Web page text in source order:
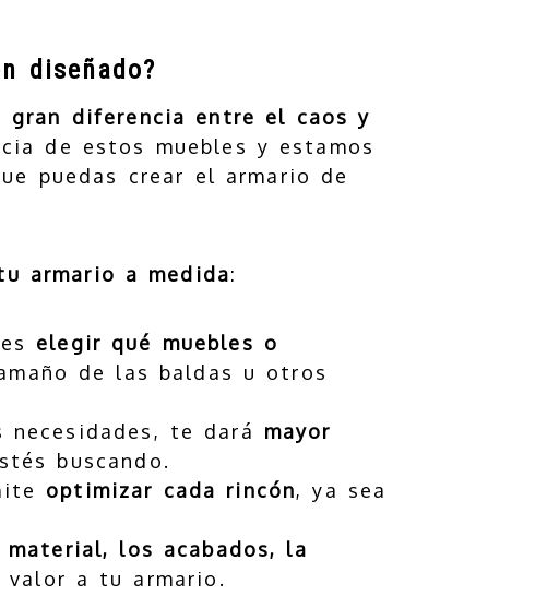
diseñado?
gran diferencia entre el caos y
de estos muebles y estamos
puedas crear el armario de
armario a medida:
elegir qué muebles o
de las baldas u otros
necesidades, te dará mayor
buscando.
optimizar cada rincón, ya sea
material, los acabados, la
valor a tu armario.